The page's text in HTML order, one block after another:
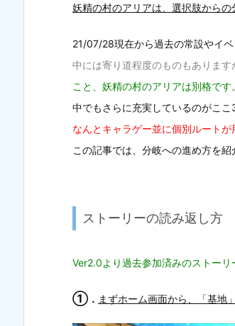
妖精の村のアリアは、選択肢からの
21/07/28現在から過去の常設やイベ
中には寄り道程度のものもあります
こと、妖精の村のアリアは別格です。
中でもさらに充実しているのがこ
なんとキャラゲー並に個別ルートが
この記事では、分岐への進め方を紹
ストーリーの読み返し方
Ver2.0より過去参加済みのストーリ
① ． まずホーム画面から、「基地